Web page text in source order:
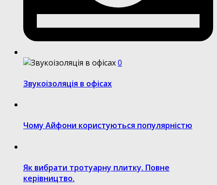
0
Звукоізоляція в офісах
Чому Айфони користуються популярністю
Як вибрати тротуарну плитку. Повне
керівництво.